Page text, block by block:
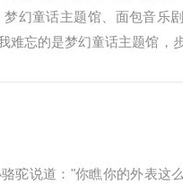
幻童话主题馆、面包音乐
忘的是梦幻童话主题馆，
驼说道："你瞧你的外表这